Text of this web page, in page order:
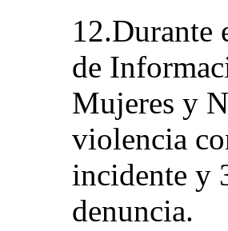
12.Durante
de
Mujeres y
violencia
incidente y
denuncia.